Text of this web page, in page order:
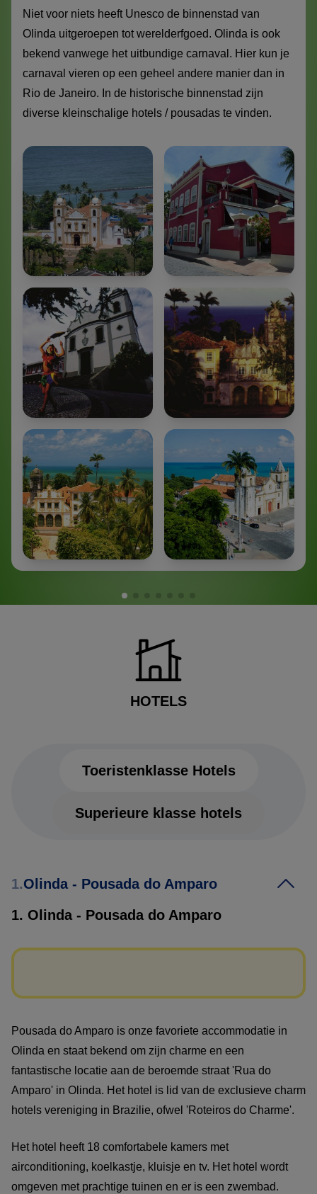
Niet voor niets heeft Unesco de binnenstad van
Olinda uitgeroepen tot werelderfgoed. Olinda is ook
bekend vanwege het uitbundige carnaval. Hier kun je
carnaval vieren op een geheel andere manier dan in
Rio de Janeiro. In de historische binnenstad zijn
diverse kleinschalige hotels / pousadas te vinden.
HOTELS
Toeristenklasse Hotels
Superieure klasse hotels
1.Olinda - Pousada do Amparo
1. Olinda - Pousada do Amparo
Pousada do Amparo is onze favoriete accommodatie in
Olinda en staat bekend om zijn charme en een
fantastische locatie aan de beroemde straat 'Rua do
Amparo' in Olinda. Het hotel is lid van de exclusieve charm
hotels vereniging in Brazilie, ofwel 'Roteiros do Charme'.
Het hotel heeft 18 comfortabele kamers met
airconditioning, koelkastje, kluisje en tv. Het hotel wordt
omgeven met prachtige tuinen en er is een zwembad.